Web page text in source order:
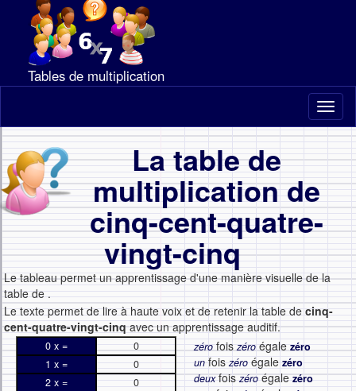
Tables de multiplication
La table de
multiplication de
cinq-cent-quatre-
vingt-cinq
Le tableau permet un apprentissage d'une manière visuelle de la
table de .
Le texte permet de lire à haute voix et de retenir la table de cinq-
cent-quatre-vingt-cinqavec un apprentissage auditif.
0 x =
0
1 x =
0
2 x =
0
zérofoiszéroégalezéro
un foiszéro égale zéro
deuxfoiszéroégalezéro